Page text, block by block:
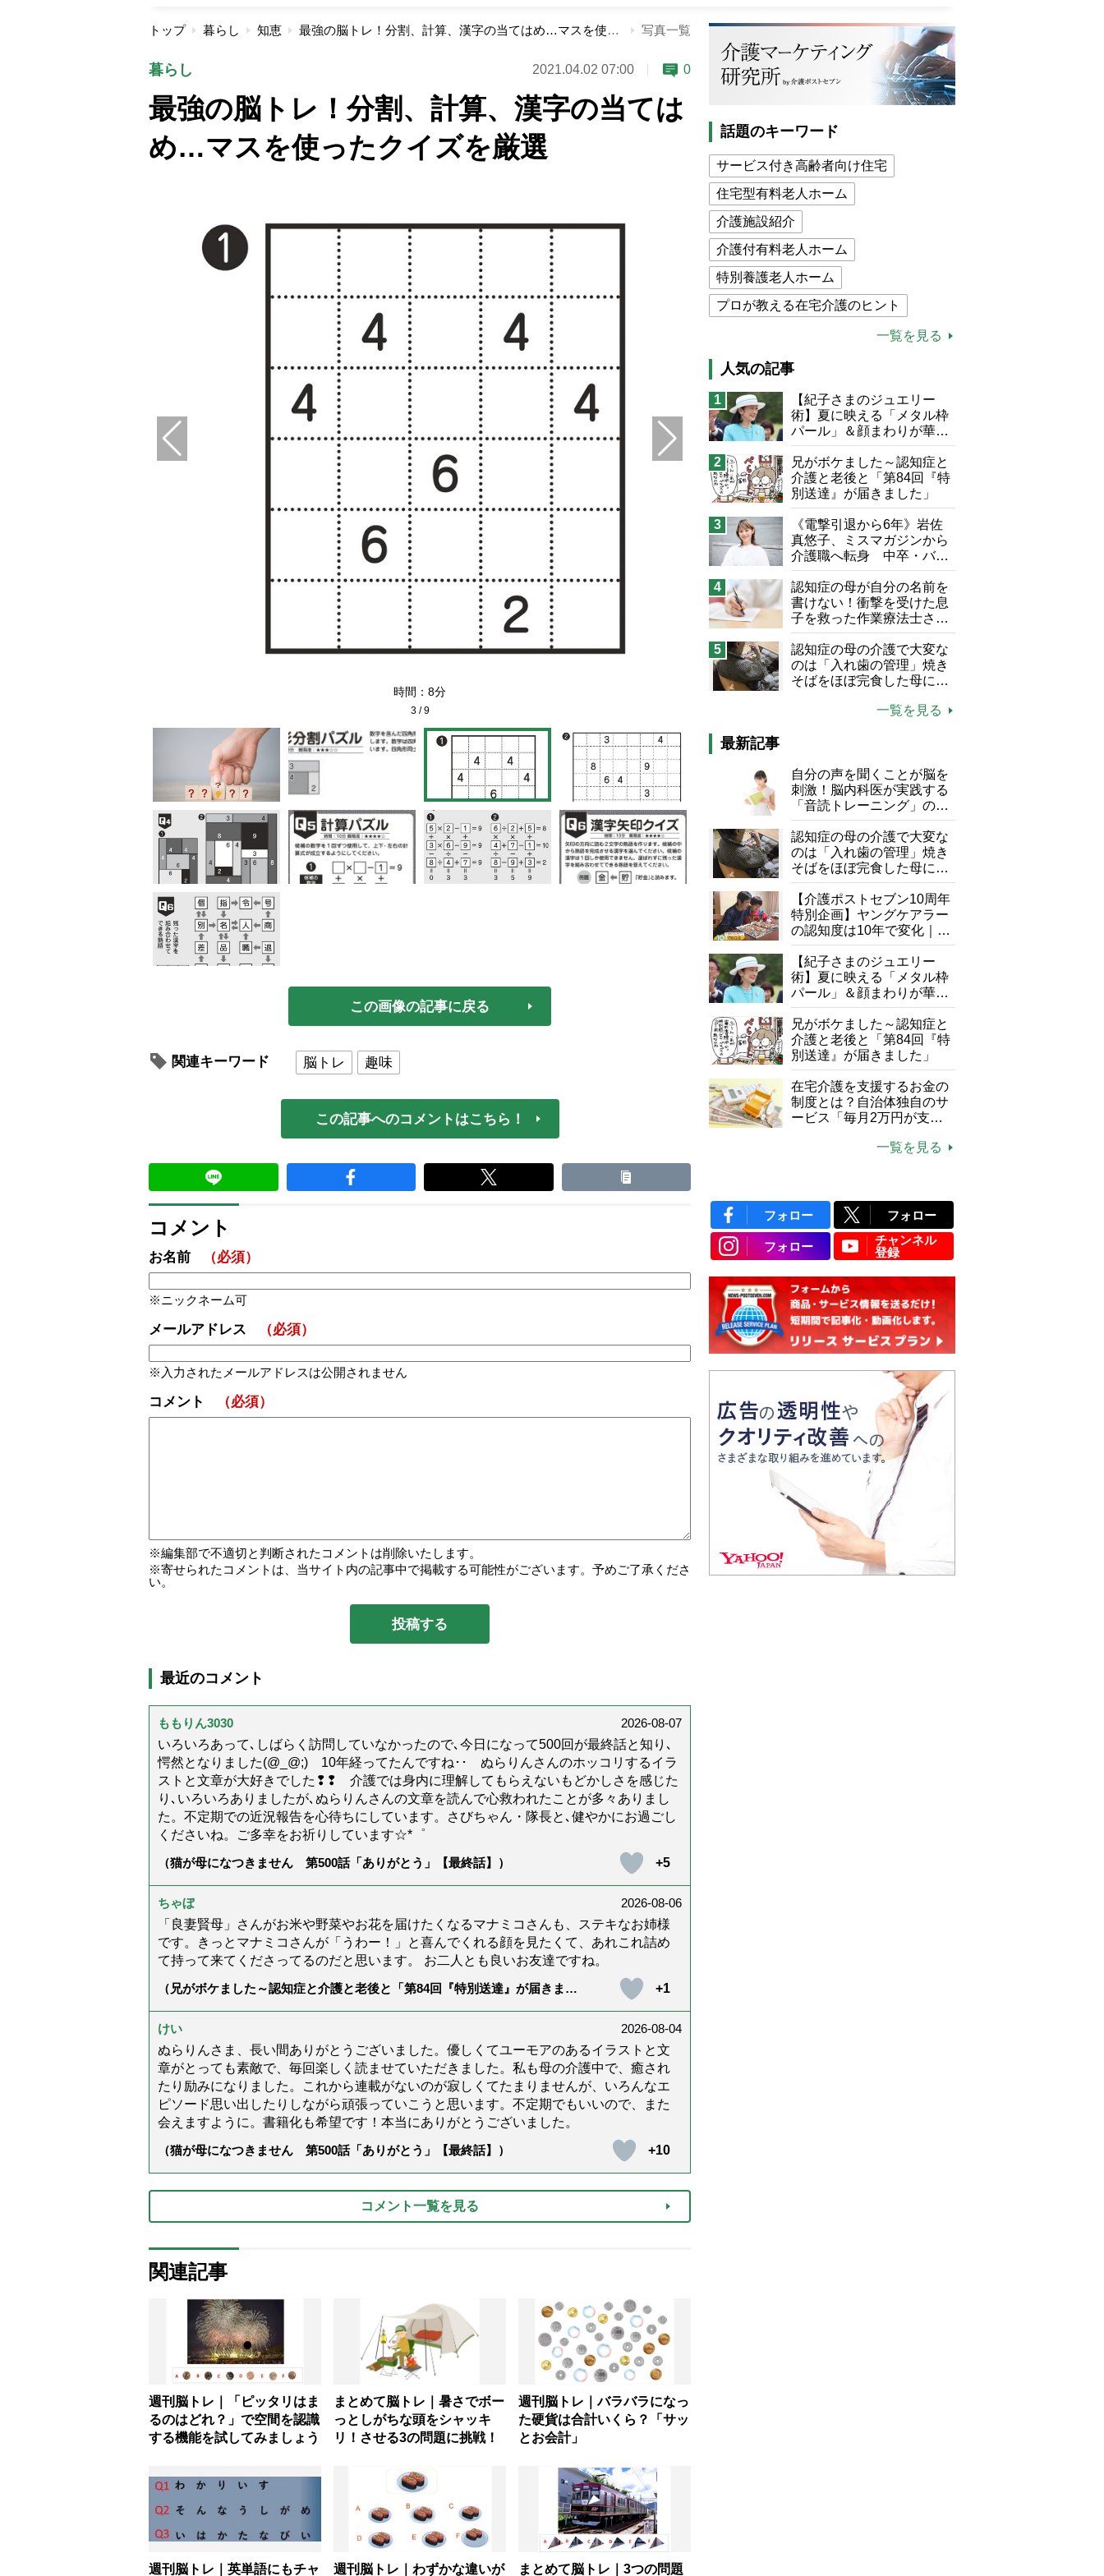
トップ 暮らし 知恵 最強の脳トレ！分割、計算、漢字の当てはめ…マスを使ったクイズを厳選 写真一覧
暮らし 2021.04.02 07:00 0
最強の脳トレ！分割、計算、漢字の当ては
め…マスを使ったクイズを厳選
時間：8分
3/9
この画像の記事に戻る
関連キーワード 脳トレ 趣味
この記事へのコメントはこちら！
コメント
お名前 （必須）
ニックネーム可
メールアドレス （必須）
入力されたメールアドレスは公開されません
コメント （必須）
編集部で不適切と判断されたコメントは削除いたします。
寄せられたコメントは、当サイト内の記事中で掲載する可能性がございます。予めご了承くださ
い。
最近のコメント
ももりん3030
2026-08-07
いろいろあって､しばらく訪問していなかったので､今日になって500回が最終話と知り､
愕然となりました(@_@;) 10年経ってたんですね･･ ぬらりんさんのホッコリするイラ
ストと文章が大好きでした❢❢ 介護では身内に理解してもらえないもどかしさを感じた
り､いろいろありましたが､ぬらりんさんの文章を読んで心救われたことが多々ありまし
た。不定期での近況報告を心待ちにしています。さびちゃん・隊長と､健やかにお過ごし
くださいね。ご多幸をお祈りしています☆*゜
（猫が母になつきません 第500話「ありがとう」【最終話】）
+5
ちゃぼ
2026-08-06
「良妻賢母」さんがお米や野菜やお花を届けたくなるマナミコさんも、ステキなお姉様
です。きっとマナミコさんが「うわー！」と喜んでくれる顔を見たくて、あれこれ詰め
て持って来てくださってるのだと思います。 お二人とも良いお友達ですね。
（兄がボケました～認知症と介護と老後と「第84回『特別送達』が届きまし
+1
けい
2026-08-04
ぬらりんさま、長い間ありがとうございました。優しくてユーモアのあるイラストと文
章がとっても素敵で、毎回楽しく読ませていただきました。私も母の介護中で、癒され
たり励みになりました。これから連載がないのが寂しくてたまりませんが、いろんなエ
ピソード思い出したりしながら頑張っていこうと思います。不定期でもいいので、また
会えますように。書籍化も希望です！本当にありがとうございました。
（猫が母になつきません 第500話「ありがとう」【最終話】）
+10
コメント一覧を見る
関連記事
週刊脳トレ｜「ピッタリはま
るのはどれ？」で空間を認識
する機能を試してみましょう
まとめて脳トレ｜暑さでボー
っとしがちな頭をシャッキ
リ！させる3の問題に挑戦！
週刊脳トレ｜バラバラになっ
た硬貨は合計いくら？「サッ
とお会計」
週刊脳トレ｜英単語にもチャ 週刊脳トレ｜わずかな違いが まとめて脳トレ｜3つの問題
話題のキーワード
サービス付き高齢者向け住宅
住宅型有料老人ホーム
介護施設紹介
介護付有料老人ホーム
特別養護老人ホーム
プロが教える在宅介護のヒント
介護食
高木ブー
ケアマネジャー
猫が母になつきません
息子の遠距離介護サバイバル術
兄がボケました
便利なサービス
予防法
一覧を見る
人気の記事
1
【紀子さまのジュエリー
術】夏に映える「メタル枠
パール」＆顔まわりが華や
ぐ「揺れる一粒」の使い分
け方
2
兄がボケました～認知症と
介護と老後と「第84回『特
別送達』が届きました」
3
《電撃引退から6年》岩佐
真悠子、ミスマガジンから
介護職へ転身 中卒・バイ
ト経験ゼロの彼女が見つけ
た“居場所”「社会の役に立
ちながら自分らしくいられ
る」
4
認知症の母が自分の名前を
書けない！衝撃を受けた息
子を救った作業療法士さん
の言葉
5
認知症の母の介護で大変な
のは「入れ歯の管理」焼き
そばをほぼ完食した母に息
一覧を見る
最新記事
自分の声を聞くことが脳を
刺激！脳内科医が実践する
「音読トレーニング」の極
意
認知症の母の介護で大変な
のは「入れ歯の管理」焼き
そばをほぼ完食した母に息
子が血の気が引いた理由
【介護ポストセブン10周年
特別企画】ヤングケアラー
の認知度は10年で変化｜流
行語大賞にノミネート、法
律にも明記されたが果たし
て現在は？
【紀子さまのジュエリー
術】夏に映える「メタル枠
パール」＆顔まわりが華や
ぐ「揺れる一粒」の使い分
け方
兄がボケました～認知症と
介護と老後と「第84回『特
別送達』が届きました」
在宅介護を支援するお金の
制度とは？自治体独自のサ
ービス「毎月2万円が支給
一覧を見る
フォロー フォロー
フォロー
チャンネル
登録